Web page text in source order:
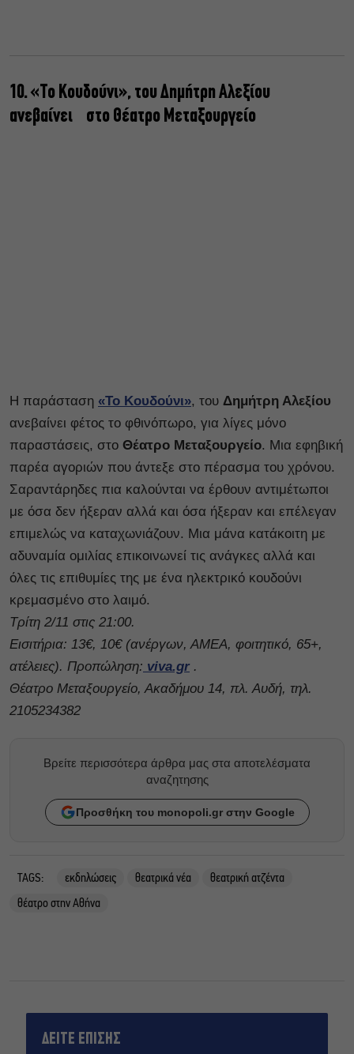
10. «Το Κουδούνι», του Δημήτρη Αλεξίου
ανεβαίνει στο Θέατρο Μεταξουργείο
Η παράσταση «Το Κουδούνι», του Δημήτρη Αλεξίου
ανεβαίνει φέτος το φθινόπωρο, για λίγες μόνο
παραστάσεις, στο Θέατρο Μεταξουργείο. Μια εφηβική
παρέα αγοριών που άντεξε στο πέρασμα του χρόνου.
Σαραντάρηδες πια καλούνται να έρθουν αντιμέτωποι
με όσα δεν ήξεραν αλλά και όσα ήξεραν και επέλεγαν
επιμελώς να καταχωνιάζουν. Μια μάνα κατάκοιτη με
αδυναμία ομιλίας επικοινωνεί τις ανάγκες αλλά και
όλες τις επιθυμίες της με ένα ηλεκτρικό κουδούνι
κρεμασμένο στο λαιμό.
Τρίτη 2/11 στις 21:00.
Εισιτήρια: 13€, 10€ (ανέργων, ΑΜΕΑ, φοιτητικό, 65+,
ατέλειες). Προπώληση: viva.gr.
Θέατρο Μεταξουργείο, Ακαδήμου 14, πλ. Αυδή, τηλ.
2105234382
Βρείτε περισσότερα άρθρα μας στα αποτελέσματα
αναζητησης
Προσθήκη του monopoli.gr στην Google
TAGS: εκδηλώσεις θεατρικά νέα
θεατρική ατζέντα
θέατρο στην Αθήνα
ΔΕΙΤΕ ΕΠΙΣΗΣ